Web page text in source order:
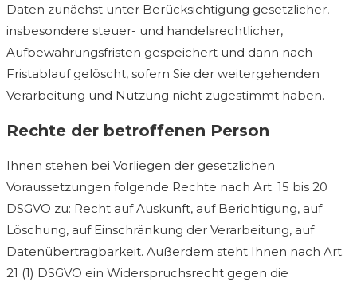
Daten zunächst unter Berücksichtigung gesetzlicher,
insbesondere steuer- und handelsrechtlicher,
Aufbewahrungsfristen gespeichert und dann nach
Fristablauf gelöscht, sofern Sie der weitergehenden
Verarbeitung und Nutzung nicht zugestimmt haben.
Rechte der betroffenen Person
Ihnen stehen bei Vorliegen der gesetzlichen
Voraussetzungen folgende Rechte nach Art. 15 bis 20
DSGVO zu: Recht auf Auskunft, auf Berichtigung, auf
Löschung, auf Einschränkung der Verarbeitung, auf
Datenübertragbarkeit. Außerdem steht Ihnen nach Art.
21 (1) DSGVO ein Widerspruchsrecht gegen die